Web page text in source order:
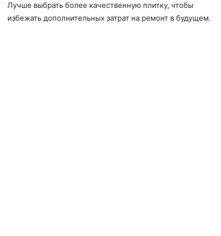
Лучше выбрать более качественную плитку, чтобы
избежать дополнительных затрат на ремонт в будущем.